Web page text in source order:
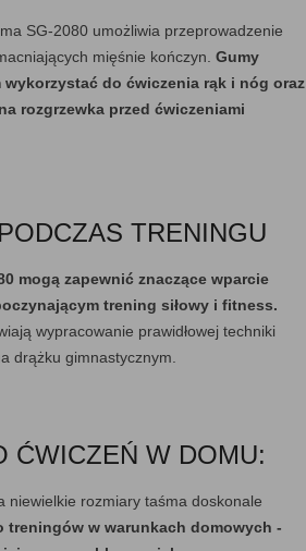
SG-2080 umożliwia przeprowadzenie
mięśnie kończyn. Gumy
wykorzystać do ćwiczenia rąk i nóg oraz
rozgrzewka przed ćwiczeniami
TRENINGU
mogą zapewnić znaczące wparcie
trening siłowy i fitness.
wypracowanie prawidłowej techniki
drążku gimnastycznym.
ĆWICZEŃ W DOMU:
niewielkie rozmiary taśma doskonale
treningów w warunkach domowych -